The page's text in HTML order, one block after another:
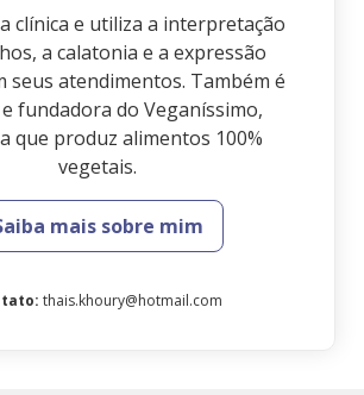
clínica e utiliza a interpretação
a calatonia e a expressão
seus atendimentos. Também é
fundadora do Veganíssimo,
que produz alimentos 100%
vegetais.
mais sobre mim
: thais.khoury@hotmail.com